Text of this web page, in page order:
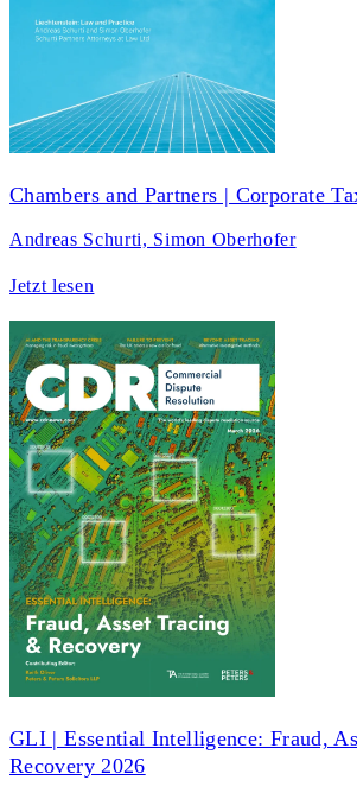
Chambers and Partners | Corporate
Andreas Schurti, Simon Oberhofer
Jetzt lesen
GLI | Essential Intelligence: Fraud,
Recovery 2026